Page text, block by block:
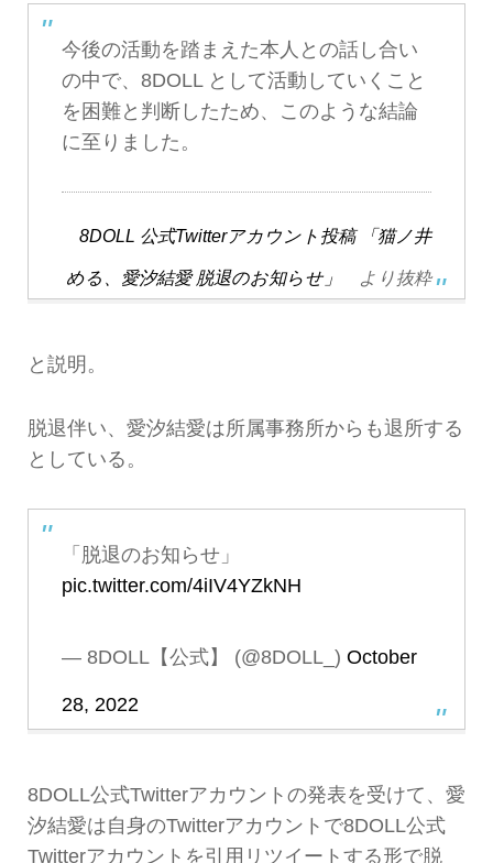
今後の活動を踏まえた本人との話し合い
の中で、8DOLL として活動していくこと
を困難と判断したため、このような結論
に至りました。
8DOLL 公式Twitterアカウント投稿 「猫ノ井
める、愛汐結愛 脱退のお知らせ」 より抜粋
と説明。
脱退伴い、愛汐結愛は所属事務所からも退所する
としている。
「脱退のお知らせ」
pic.twitter.com/4iIV4YZkNH
— 8DOLL【公式】 (@8DOLL_) October
28, 2022
8DOLL公式Twitterアカウントの発表を受けて、愛
汐結愛は自身のTwitterアカウントで8DOLL公式
Twitterアカウントを引用リツイートする形で脱